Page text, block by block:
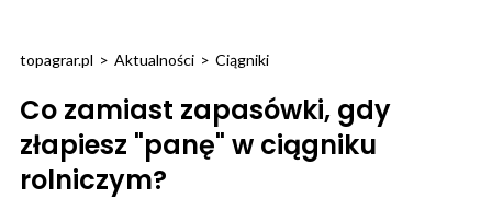
topagrar.pl > Aktualności > Ciągniki
Co zamiast zapasówki, gdy
złapiesz "panę" w ciągniku
rolniczym?